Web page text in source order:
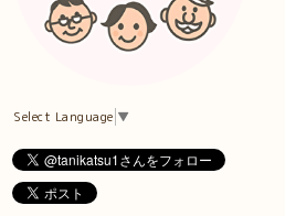
Select Language ▼